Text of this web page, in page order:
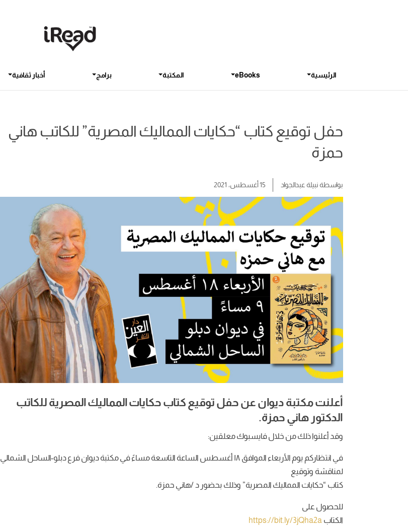
الرئيسية eBooks المكتبة برامج أخبار ثقافية
حفل توقيع كتاب “حكايات المماليك المصرية” للكاتب هاني
حمزة
بواسطةنبيلة عبدالجواد 15 أغسطس، 2021
أعلنت مكتبة ديوان عن حفل توقيع كتاب حكايات المماليك المصرية للكاتب
الدكتور هاني حمزة.
وقد أعلنوا ذلك من خلال فايسبوك معلقين:
في انتظاركم يوم الأربعاء الموافق ١٨ أغسطس الساعة التاسعة مساءً في مكتبة ديوان فرع دبلو-الساحل الشمالي
لمناقشة وتوقيع
كتاب “حكايات المماليك المصرية” وذلك بحضور د /هاني حمزة.
للحصول على
الكتاب https://bit.ly/3jQha2a